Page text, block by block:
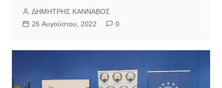
ΔΗΜΗΤΡΗΣ ΚΑΝΝΑΒΟΣ
26 Αυγούστου, 2022
0